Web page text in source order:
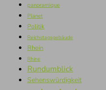
panoramique
Planet
Politik
Reichstagsgebäude
Rhein
Rhine
Rundumblick
Sehenswürdigkeit